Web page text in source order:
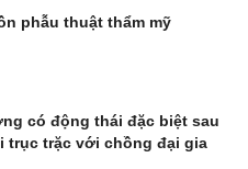
phẫu thuật thẩm mỹ
có động thái đặc biệt sau
trục trặc với chồng đại gia